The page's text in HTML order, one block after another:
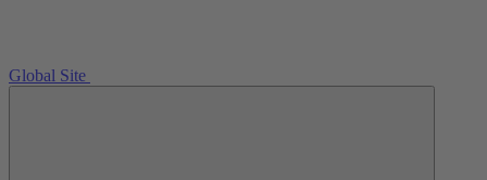
Global Site